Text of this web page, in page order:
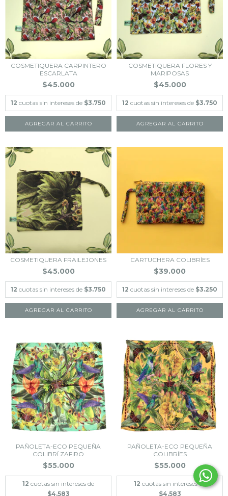
COSMETIQUERA CARPINTERO
ESCARLATA
$45.000
12 cuotas sin intereses de $3.750
COSMETIQUERA FLORES Y
MARIPOSAS
$45.000
12 cuotas sin intereses de $3.750
COSMETIQUERA FRAILEJONES
$45.000
12 cuotas sin intereses de $3.750
CARTUCHERA COLIBRÍES
$39.000
12 cuotas sin intereses de $3.250
PAÑOLETA-ECO PEQUEÑA
COLIBRÍ ZAFIRO
$55.000
12 cuotas sin intereses de
$4.583
PAÑOLETA-ECO PEQUEÑA
COLIBRÍES
$55.000
12 cuotas sin intereses de
$4.583